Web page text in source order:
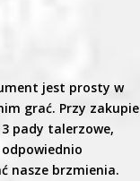
jest prosty w
grać. Przy zakupie
pady talerzowe,
nasze brzmienia.